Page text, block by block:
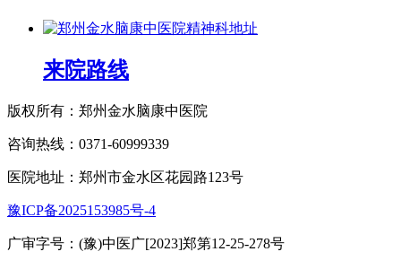
来院路线
版权所有：郑州金水脑康中医院
咨询热线：0371-60999339
医院地址：郑州市金水区花园路123号
豫ICP备2025153985号-4
广审字号：(豫)中医广[2023]郑第12-25-278号